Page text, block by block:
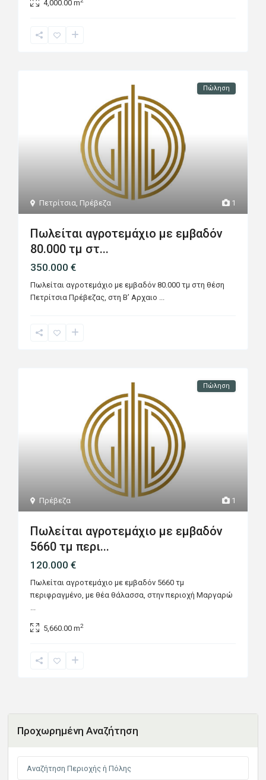
4,000.00 m
1
Πετρίτσια, Πρέβεζα
Πώληση
Πωλείται αγροτεμάχιο με εμβαδόν
80.000 τμ στ...
350.000 €
Πωλείται αγροτεμάχιο με εμβαδόν 80.000 τμ στη θέση
Πετρίτσια Πρέβεζας, στη Β’ Αρχαιο ...
1
Πρέβεζα
Πώληση
Πωλείται αγροτεμάχιο με εμβαδόν
5660 τμ περι...
120.000 €
Πωλείται αγροτεμάχιο με εμβαδόν 5660 τμ
περιφραγμένο, με θέα θάλασσα, στην περιοχή Μαργαρώ
...
5,660.00 m2
Προχωρημένη Αναζήτηση